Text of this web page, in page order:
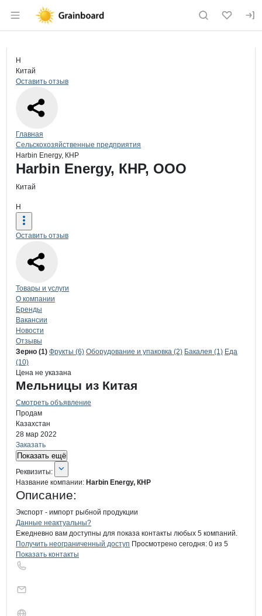
Раздел навигации по сайту
Страница компании
Страница компании
Краткая информация о компании
H
Китай
Оставить отзыв
Навигация по сайту
Главная
Сельскохозяйственные предприятия
Harbin Energy, КНР
Основная информация о компании
Harbin Energy, КНР, ООО
Китай
H
Оставить отзыв
Навигация по странице
Товары и услуги
О компании
Бренды
Вакансии
Новости
Отзывы
ПродукцияHarbin Energy, КНР, ООО
Навигация по продуктамкомпании Harbin
Зерно (1) Фрукты (6) Оборудование и упаковка (2) Бакалея (1) Еда
(10)
Цена не указана
Мельницы из Китая
Смотреть объявление
Продам
Казахстан
28 мар 2022
Заказать
Показать ещё
О компании
Реквизиты
Реквизиты:
Название компании: Harbin Energy, КНР
Описание:
Экспорт - импорт рыбной продукции
Контактыкомпании
+7(800)000-00-..
Данные неактуальны?
Ежедневно вам доступны для показа контакты любых 5 компаний.
Получить неограниченный доступ Просмотрено сегодня: 0 из 5
Показать контакты